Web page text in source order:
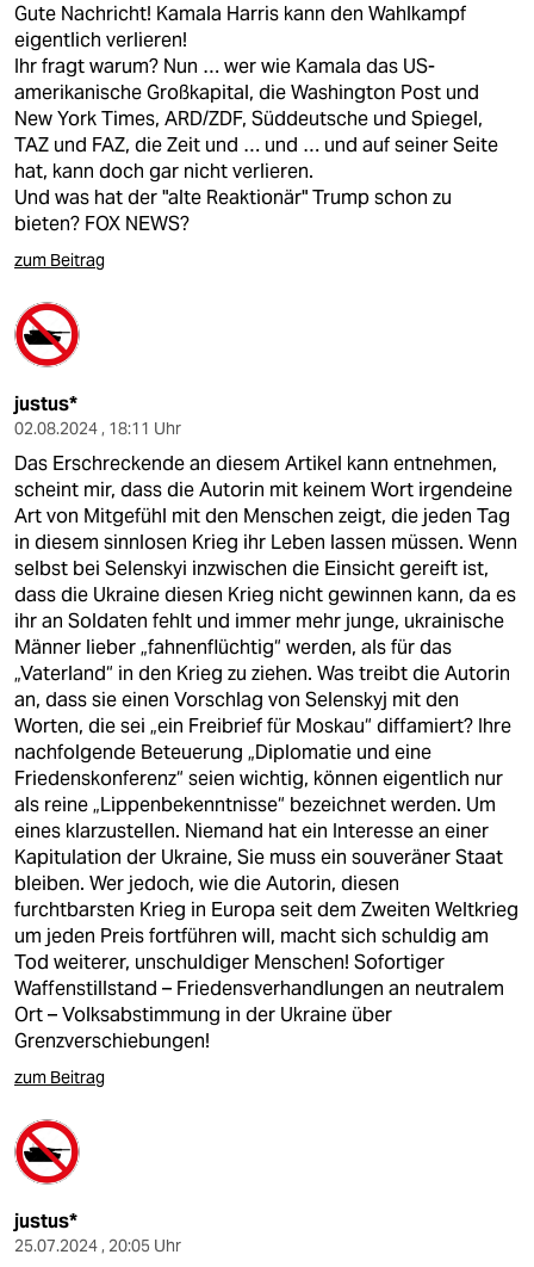
unterstützen
abo
genossenschaft
epaper login
Gute Nachricht! Kamala Harris kann den Wahlkampf
eigentlich verlieren!
Ihr fragt warum? Nun … wer wie Kamala das US-
amerikanische Großkapital, die Washington Post und
New York Times, ARD/ZDF, Süddeutsche und Spiegel,
TAZ und FAZ, die Zeit und … und … und auf seiner Seite
hat, kann doch gar nicht verlieren.
Und was hat der "alte Reaktionär" Trump schon zu
bieten? FOX NEWS?
zum Beitrag
justus*
02.08.2024 , 18:11 Uhr
Das Erschreckende an diesem Artikel kann entnehmen,
scheint mir, dass die Autorin mit keinem Wort irgendeine
Art von Mitgefühl mit den Menschen zeigt, die jeden Tag
in diesem sinnlosen Krieg ihr Leben lassen müssen. Wenn
selbst bei Selenskyi inzwischen die Einsicht gereift ist,
dass die Ukraine diesen Krieg nicht gewinnen kann, da es
ihr an Soldaten fehlt und immer mehr junge, ukrainische
Männer lieber „fahnenflüchtig“ werden, als für das
„Vaterland“ in den Krieg zu ziehen. Was treibt die Autorin
an, dass sie einen Vorschlag von Selenskyj mit den
Worten, die sei „ein Freibrief für Moskau“ diffamiert? Ihre
nachfolgende Beteuerung „Diplomatie und eine
Friedenskonferenz“ seien wichtig, können eigentlich nur
als reine „Lippenbekenntnisse“ bezeichnet werden. Um
eines klarzustellen. Niemand hat ein Interesse an einer
Kapitulation der Ukraine, Sie muss ein souveräner Staat
bleiben. Wer jedoch, wie die Autorin, diesen
furchtbarsten Krieg in Europa seit dem Zweiten Weltkrieg
um jeden Preis fortführen will, macht sich schuldig am
Tod weiterer, unschuldiger Menschen! Sofortiger
Waffenstillstand – Friedensverhandlungen an neutralem
Ort – Volksabstimmung in der Ukraine über
Grenzverschiebungen!
zum Beitrag
justus*
25.07.2024 , 20:05 Uhr